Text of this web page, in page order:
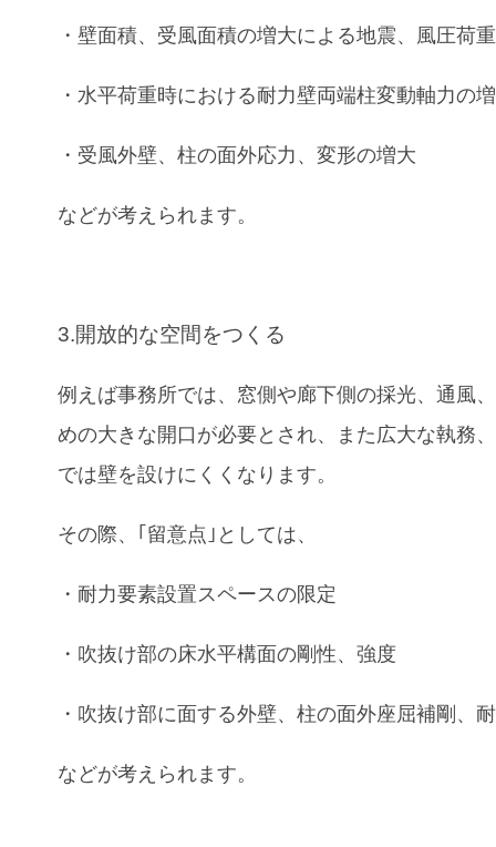
・壁面積、受風面積の増大による地震、風圧荷
・水平荷重時における耐力壁両端柱変動軸力の
・受風外壁、柱の面外応力、変形の増大
などが考えられます。
3.開放的な空間をつくる
例えば事務所では、窓側や廊下側の採光、通風
めの大きな開口が必要とされ、また広大な執務
では壁を設けにくくなります。
その際、｢留意点｣としては、
・耐力要素設置スペースの限定
・吹抜け部の床水平構面の剛性、強度
・吹抜け部に面する外壁、柱の面外座屈補剛、
などが考えられます。